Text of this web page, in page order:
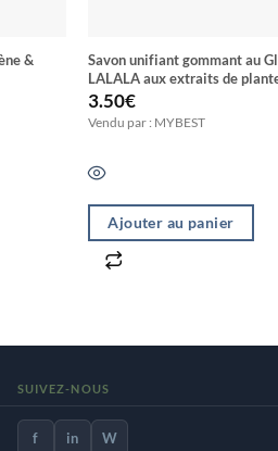
&
Savon unifiant gommant au
LALALA aux extraits de
d’Abricot
3.50€
Vendu par : MYBEST
Ajouter au panier
SUIVEZ-NOUS
f in W